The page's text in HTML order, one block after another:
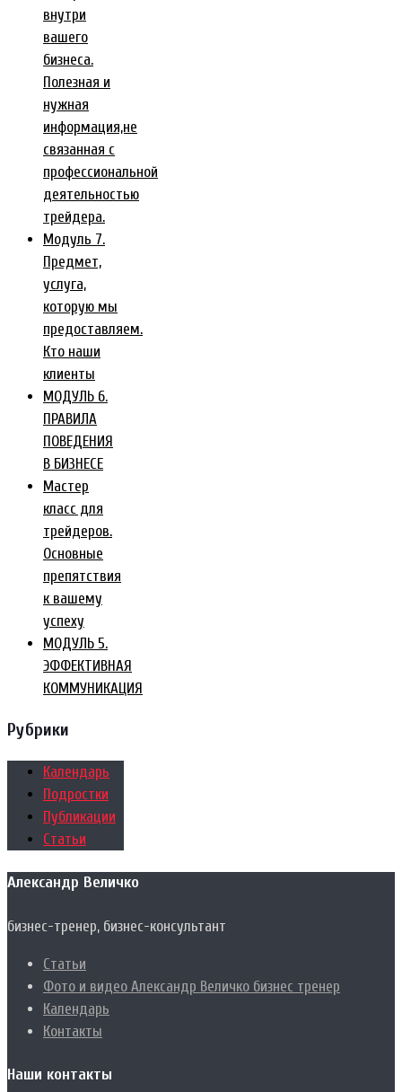
внутри
вашего
бизнеса.
Полезная и
нужная
информация,не
связанная с
профессиональной
деятельностью
трейдера.
Модуль 7.
Предмет,
услуга,
которую мы
предоставляем.
Кто наши
клиенты
МОДУЛЬ 6.
ПРАВИЛА
ПОВЕДЕНИЯ
В БИЗНЕСЕ
Мастер
класс для
трейдеров.
Основные
препятствия
к вашему
успеху
МОДУЛЬ 5.
ЭФФЕКТИВНАЯ
КОММУНИКАЦИЯ
Рубрики
Календарь
Подростки
Публикации
Статьи
Александр Величко
бизнес-тренер, бизнес-консультант
Статьи
Фото и видео Александр Величко бизнес тренер
Календарь
Контакты
Наши контакты